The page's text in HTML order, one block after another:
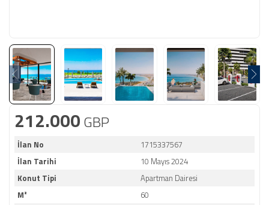
212.000GBP
İlan No
İlan Tarihi
Konut Tipi
M²
1715337567
10 Mayıs 2024
Apartman Dairesi
60